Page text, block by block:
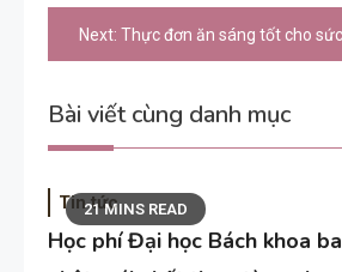
bài
viết
Next: Thực đơn ăn sáng tốt cho sức khỏe chỉ
Bài viết cùng danh mục
21 MINS READ
Tin tức
Học phí Đại học Bách khoa